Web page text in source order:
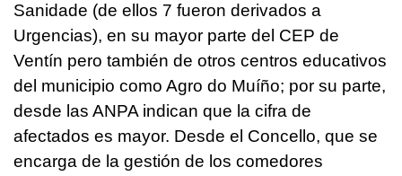
Sanidade (de ellos 7 fueron derivados a
Urgencias), en su mayor parte del CEP de
Ventín pero también de otros centros educativos
del municipio como Agro do Muíño; por su parte,
desde las ANPA indican que la cifra de
afectados es mayor. Desde el Concello, que se
encarga de la gestión de los comedores